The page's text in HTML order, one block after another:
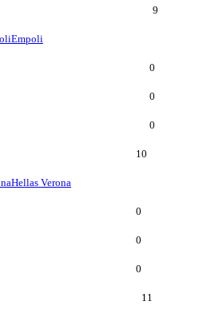
9
Empoli
0
0
0
10
Hellas Verona
0
0
0
11